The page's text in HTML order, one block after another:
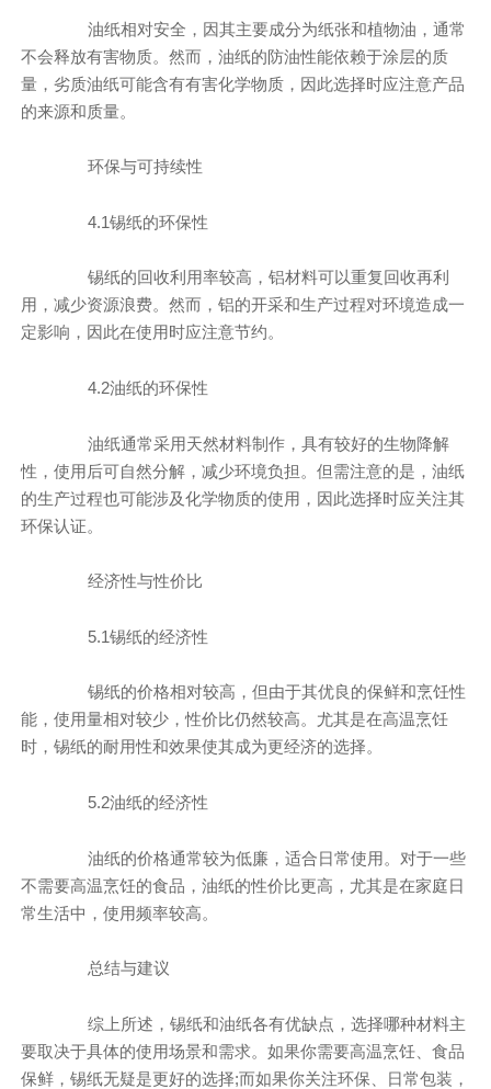
油纸相对安全，因其主要成分为纸张和植物油，通常
不会释放有害物质。然而，油纸的防油性能依赖于涂层的质
量，劣质油纸可能含有有害化学物质，因此选择时应注意产品
的来源和质量。
环保与可持续性
4.1锡纸的环保性
锡纸的回收利用率较高，铝材料可以重复回收再利
用，减少资源浪费。然而，铝的开采和生产过程对环境造成一
定影响，因此在使用时应注意节约。
4.2油纸的环保性
油纸通常采用天然材料制作，具有较好的生物降解
性，使用后可自然分解，减少环境负担。但需注意的是，油纸
的生产过程也可能涉及化学物质的使用，因此选择时应关注其
环保认证。
经济性与性价比
5.1锡纸的经济性
锡纸的价格相对较高，但由于其优良的保鲜和烹饪性
能，使用量相对较少，性价比仍然较高。尤其是在高温烹饪
时，锡纸的耐用性和效果使其成为更经济的选择。
5.2油纸的经济性
油纸的价格通常较为低廉，适合日常使用。对于一些
不需要高温烹饪的食品，油纸的性价比更高，尤其是在家庭日
常生活中，使用频率较高。
总结与建议
综上所述，锡纸和油纸各有优缺点，选择哪种材料主
要取决于具体的使用场景和需求。如果你需要高温烹饪、食品
保鲜，锡纸无疑是更好的选择;而如果你关注环保、日常包装，